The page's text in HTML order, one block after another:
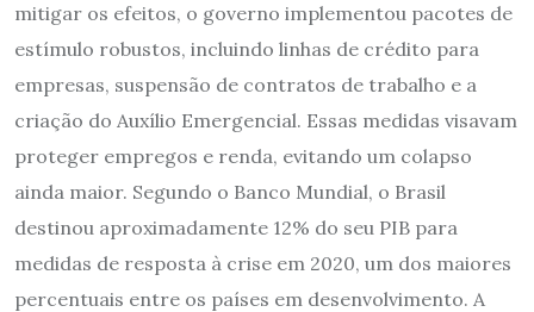
mitigar os efeitos, o governo implementou pacotes de
estímulo robustos, incluindo linhas de crédito para
empresas, suspensão de contratos de trabalho e a
criação do Auxílio Emergencial. Essas medidas visavam
proteger empregos e renda, evitando um colapso
ainda maior. Segundo o Banco Mundial, o Brasil
destinou aproximadamente 12% do seu PIB para
medidas de resposta à crise em 2020, um dos maiores
percentuais entre os países em desenvolvimento. A